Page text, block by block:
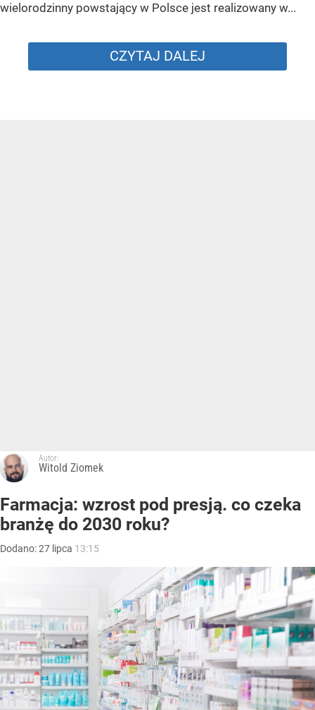
wielorodzinny powstający w Polsce jest realizowany w...
CZYTAJ DALEJ
Autor:
Witold Ziomek
Farmacja: wzrost pod presją. co czeka
branżę do 2030 roku?
Dodano:27 lipca 13:15